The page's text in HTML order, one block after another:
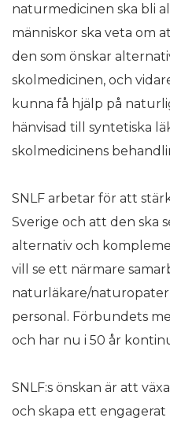
naturmedicinen ska bli
människor ska veta om
den som önskar
skolmedicinen, och
kunna få hjälp på
hänvisad till syntetiska
skolmedicinens
SNLF arbetar för att
Sverige och att den ska
alternativ och
vill se ett närmare
naturläkare/naturopater
personal. Förbundets
och har nu i 50 år
SNLF:s önskan är att
och skapa ett engagerat